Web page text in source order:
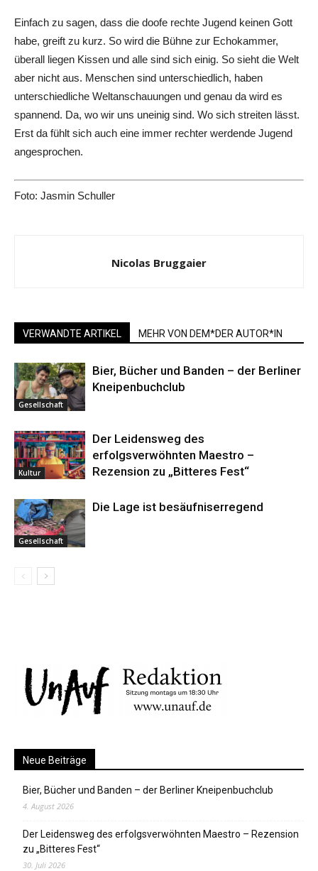
Einfach zu sagen, dass die doofe rechte Jugend keinen Gott
habe, greift zu kurz. So wird die Bühne zur Echokammer,
überall liegen Kissen und alle sind sich einig. So sieht die Welt
aber nicht aus. Menschen sind unterschiedlich, haben
unterschiedliche Weltanschauungen und genau da wird es
spannend. Da, wo wir uns uneinig sind. Wo sich streiten lässt.
Erst da fühlt sich auch eine immer rechter werdende Jugend
angesprochen.
Foto: Jasmin Schuller
Nicolas Bruggaier
VERWANDTE ARTIKEL MEHR VON DEM*DER AUTOR*IN
Gesellschaft
Bier, Bücher und Banden – der Berliner
Kneipenbuchclub
Kultur
Der Leidensweg des
erfolgsverwöhnten Maestro –
Rezension zu „Bitteres Fest“
Gesellschaft
Die Lage ist besäufniserregend
Neue Beiträge
Bier, Bücher und Banden – der Berliner Kneipenbuchclub
4. August 2026
Der Leidensweg des erfolgsverwöhnten Maestro – Rezension
zu „Bitteres Fest“
30. Juli 2026